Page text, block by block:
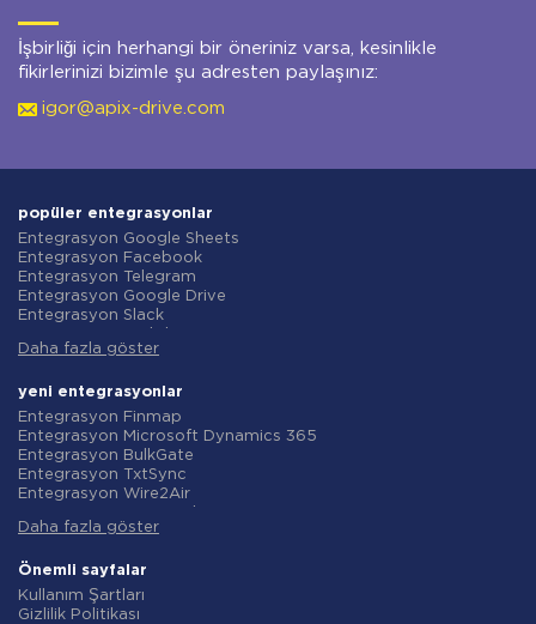
İşbirliği için herhangi bir öneriniz varsa, kesinlikle
fikirlerinizi bizimle şu adresten paylaşınız:
igor@apix-drive.com
popüler entegrasyonlar
Entegrasyon Google Sheets
Entegrasyon Facebook
Entegrasyon Telegram
Entegrasyon Google Drive
Entegrasyon Slack
Entegrasyon Gmail
Entegrasyon ClickUp
Entegrasyon Airtable
Entegrasyon Google Contacts
Entegrasyon OpenAI (ChatGPT)
Entegrasyon Instagram
Entegrasyon ActiveCampaign
Entegrasyon Typeform
Entegrasyon Salesforce CRM
Entegrasyon Notion
Entegrasyon AWeber
Daha fazla göster
yeni entegrasyonlar
Entegrasyon Finmap
Entegrasyon Microsoft Dynamics 365
Entegrasyon BulkGate
Entegrasyon TxtSync
Entegrasyon Wire2Air
Entegrasyon Infobip
Entegrasyon AtomPark
Entegrasyon TXTImpact
Entegrasyon Campaign Monitor
Daha fazla göster
Önemli sayfalar
Kullanım Şartları
Gizlilik Politikası